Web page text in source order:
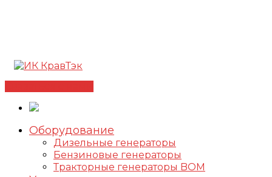
Оборудование
Дизельные генераторы
Бензиновые генераторы
Тракторные генераторы BOM